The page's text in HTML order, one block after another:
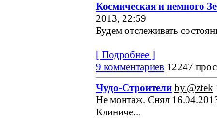
Космическая и немного
2013, 22:59
Будем отслеживать
[ Подробнее ]
9 комментариев 12247
Чудо-Строители by.@ztek
Не монтаж. Снял
Клиниче...